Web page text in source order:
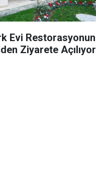
Evi Restorasyonun
Ziyarete Açılıyor